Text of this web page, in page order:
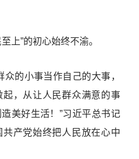
”的初心始终不渝。
的小事当作自己的大事，
，从让人民群众满意的事
美好生活！”习近平总书记
产党始终把人民放在心中